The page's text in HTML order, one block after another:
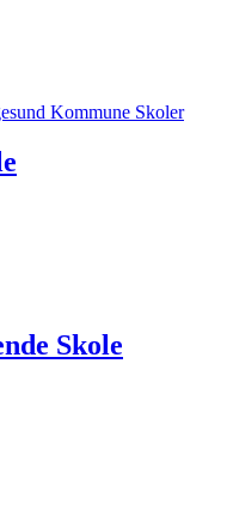
Kommune Skoler
Skole